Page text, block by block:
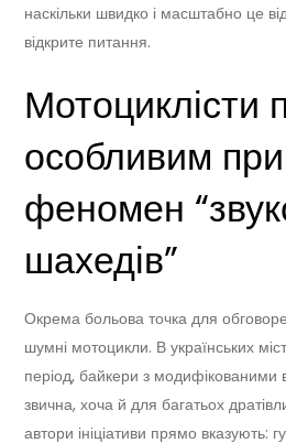
наскільки швидко і масштабно це
відкрите питання.
Мотоциклісти
особливим
феномен
шахедів”
Окрема больова точка для
шумні мотоцикли. В українських
період, байкери з
звична, хоча й для багатьох
автори ініціативи прямо вказують: